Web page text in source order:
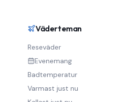
Väderteman
Reseväder
Evenemang
Badtemperatur
Varmast just nu